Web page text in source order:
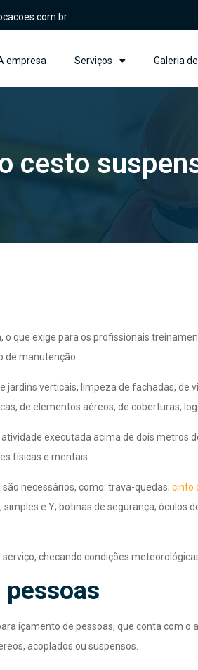
empresa Serviços Galeria
cesto
que exige para os profissionais
de manutenção.
verticais, limpeza de fachadas, de
de elementos aéreos, de coberturas,
executada acima de dois metros
físicas e mentais.
necessários, como: trava-quedas; cinto
e Y; botinas de segurança; óculos
checando condições
içamento de pessoas, que conta com o
acoplados ou suspensos.